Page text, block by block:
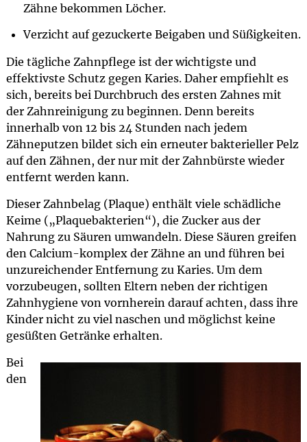
Zähne bekommen Löcher.
Verzicht auf gezuckerte Beigaben und Süßigkeiten.
Die tägliche Zahnpflege ist der wichtigste und
effektivste Schutz gegen Karies. Daher empfiehlt es
sich, bereits bei Durchbruch des ersten Zahnes mit
der Zahnreinigung zu beginnen. Denn bereits
innerhalb von 12 bis 24 Stunden nach jedem
Zähneputzen bildet sich ein erneuter bakterieller Pelz
auf den Zähnen, der nur mit der Zahnbürste wieder
entfernt werden kann.
Dieser Zahnbelag (Plaque) enthält viele schädliche
Keime („Plaquebakterien“), die Zucker aus der
Nahrung zu Säuren umwandeln. Diese Säuren greifen
den Calcium-komplex der Zähne an und führen bei
unzureichender Entfernung zu Karies. Um dem
vorzubeugen, sollten Eltern neben der richtigen
Zahnhygiene von vornherein darauf achten, dass ihre
Kinder nicht zu viel naschen und möglichst keine
gesüßten Getränke erhalten.
Bei
den